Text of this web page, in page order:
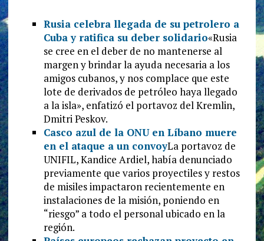
Rusia celebra llegada de su petrolero a
Cuba y ratifica su deber solidario«Rusia
se cree en el deber de no mantenerse al
margen y brindar la ayuda necesaria a los
amigos cubanos, y nos complace que este
lote de derivados de petróleo haya llegado
a la isla», enfatizó el portavoz del Kremlin,
Dmitri Peskov.
Casco azul de la ONU en Líbano muere
en el ataque a un convoyLa portavoz de
UNIFIL, Kandice Ardiel, había denunciado
previamente que varios proyectiles y restos
de misiles impactaron recientemente en
instalaciones de la misión, poniendo en
“riesgo” a todo el personal ubicado en la
región.